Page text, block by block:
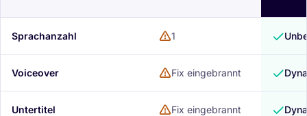
Sprachanzahl 1
Voiceover Fix eingebrannt
Untertitel Fix eingebrannt